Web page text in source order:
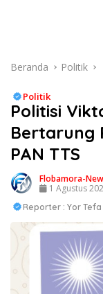
Beranda Politik
Politik
Politisi
Bertarung
PAN TTS
Flobamora-
1 Agustus
Reporter : Yor Tefa